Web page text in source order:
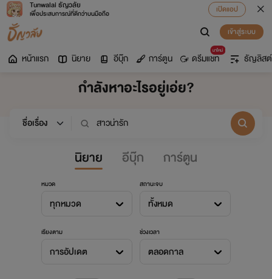
Tunwalai ธัญวลัย
เพื่อประสบการณ์ที่ดีกว่าบนมือถือ
เปิดแอป
เข้าสู่ระบบ
หน้าแรก นิยาย อีบุ๊ก การ์ตูน
มาใหม่
ดรีมแชท ธัญลิสต์
กำลังหาอะไรอยู่เอ่ย?
นิยาย อีบุ๊ก การ์ตูน
หมวด
ทุกหมวด
สถานะจบ
ทั้งหมด
เรียงตาม
การอัปเดต
ช่วงเวลา
ตลอดกาล